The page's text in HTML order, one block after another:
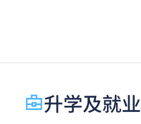
升学及就业